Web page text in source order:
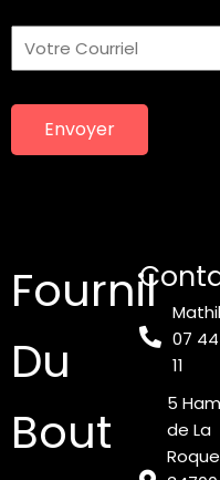
Envoyer
Fournil
Du
Bout
07 44
11
5
de La
Roque